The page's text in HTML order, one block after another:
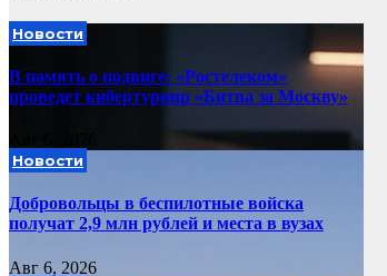
Новости
В память о подвиге: «Ростелеком»
проведет кибертурнир «Битва за Москву»
Новости
Добровольцы в беспилотные войска
получат 2,9 млн рублей и места в вузах
Авг 6, 2026